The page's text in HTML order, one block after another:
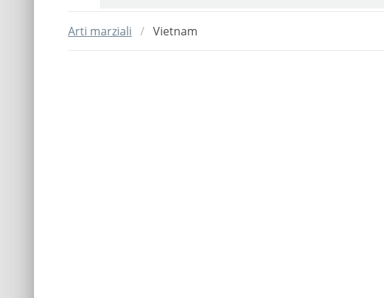
Arti marziali Vietnam